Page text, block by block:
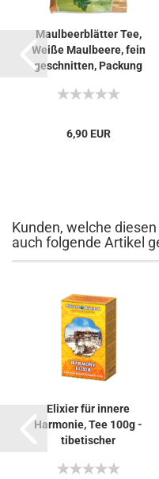
Maulbeerblätter Tee,
Weiße Maulbeere, fein
geschnitten, Packung
hervorragende Qualität...
6,90 EUR
Kunden, welche
auch folgende Artikel
Elixier für innere
Harmonie, Tee 100g -
tibetischer
psychischen Ausgleich,